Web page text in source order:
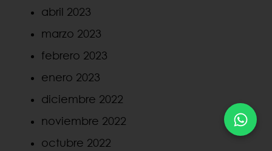
abril 2023
marzo 2023
febrero 2023
enero 2023
diciembre 2022
noviembre 2022
octubre 2022